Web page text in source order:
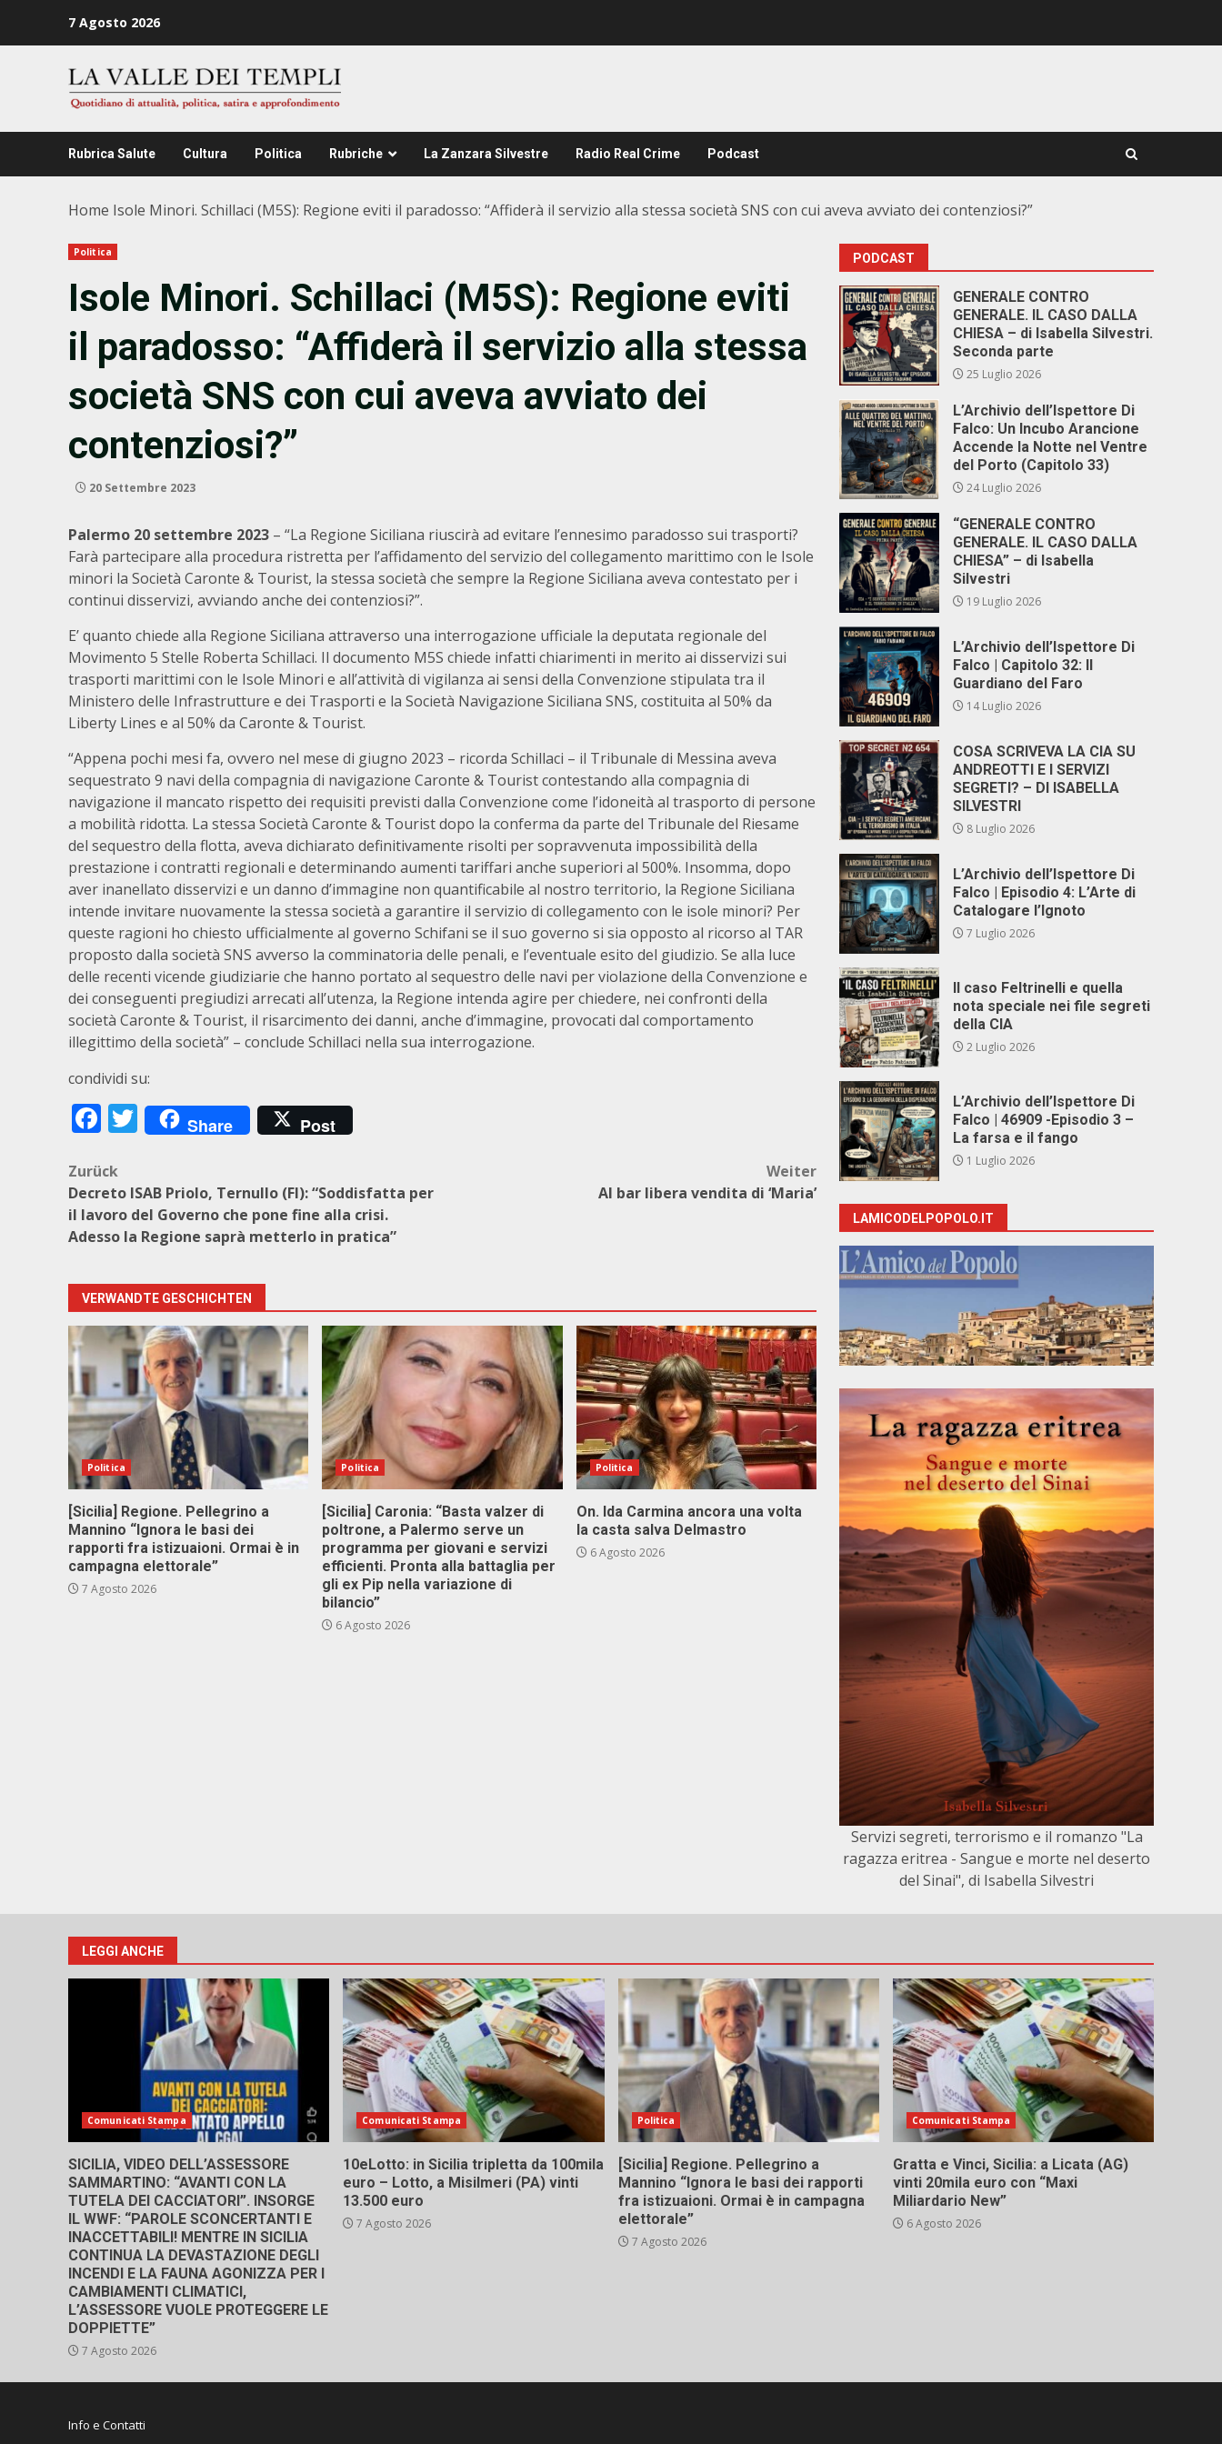
7 Agosto 2026
Rubrica Salute Cultura Politica Rubriche La Zanzara Silvestre Radio Real Crime Podcast
Home Isole Minori. Schillaci (M5S): Regione eviti il paradosso: “Affiderà il servizio alla stessa società SNS con cui aveva avviato dei contenziosi?”
Politica
Isole Minori. Schillaci (M5S): Regione eviti
il paradosso: “Affiderà il servizio alla stessa
società SNS con cui aveva avviato dei
contenziosi?”
20 Settembre 2023
Palermo 20 settembre 2023 – “La Regione Siciliana riuscirà ad evitare l’ennesimo paradosso sui trasporti?
Farà partecipare alla procedura ristretta per l’affidamento del servizio del collegamento marittimo con le Isole
minori la Società Caronte & Tourist, la stessa società che sempre la Regione Siciliana aveva contestato per i
continui disservizi, avviando anche dei contenziosi?”.
E’ quanto chiede alla Regione Siciliana attraverso una interrogazione ufficiale la deputata regionale del
Movimento 5 Stelle Roberta Schillaci. Il documento M5S chiede infatti chiarimenti in merito ai disservizi sui
trasporti marittimi con le Isole Minori e all’attività di vigilanza ai sensi della Convenzione stipulata tra il
Ministero delle Infrastrutture e dei Trasporti e la Società Navigazione Siciliana SNS, costituita al 50% da
Liberty Lines e al 50% da Caronte & Tourist.
“Appena pochi mesi fa, ovvero nel mese di giugno 2023 – ricorda Schillaci – il Tribunale di Messina aveva
sequestrato 9 navi della compagnia di navigazione Caronte & Tourist contestando alla compagnia di
navigazione il mancato rispetto dei requisiti previsti dalla Convenzione come l’idoneità al trasporto di persone
a mobilità ridotta. La stessa Società Caronte & Tourist dopo la conferma da parte del Tribunale del Riesame
del sequestro della flotta, aveva dichiarato definitivamente risolti per sopravvenuta impossibilità della
prestazione i contratti regionali e determinando aumenti tariffari anche superiori al 500%. Insomma, dopo
aver inanellato disservizi e un danno d’immagine non quantificabile al nostro territorio, la Regione Siciliana
intende invitare nuovamente la stessa società a garantire il servizio di collegamento con le isole minori? Per
queste ragioni ho chiesto ufficialmente al governo Schifani se il suo governo si sia opposto al ricorso al TAR
proposto dalla società SNS avverso la comminatoria delle penali, e l’eventuale esito del giudizio. Se alla luce
delle recenti vicende giudiziarie che hanno portato al sequestro delle navi per violazione della Convenzione e
dei conseguenti pregiudizi arrecati all’utenza, la Regione intenda agire per chiedere, nei confronti della
società Caronte & Tourist, il risarcimento dei danni, anche d’immagine, provocati dal comportamento
illegittimo della società” – conclude Schillaci nella sua interrogazione.
condividi su:
Facebook
Twitter
Share Post
Beitragsnavigation
Zurück
Decreto ISAB Priolo, Ternullo (FI): “Soddisfatta per
il lavoro del Governo che pone fine alla crisi.
Adesso la Regione saprà metterlo in pratica”
Weiter
Al bar libera vendita di ‘Maria’
VERWANDTE GESCHICHTEN
Politica
[Sicilia] Regione. Pellegrino a
Mannino “Ignora le basi dei
rapporti fra istizuaioni. Ormai è in
campagna elettorale”
7 Agosto 2026
Politica
[Sicilia] Caronia: “Basta valzer di
poltrone, a Palermo serve un
programma per giovani e servizi
efficienti. Pronta alla battaglia per
gli ex Pip nella variazione di
bilancio”
6 Agosto 2026
Politica
On. Ida Carmina ancora una volta
la casta salva Delmastro
6 Agosto 2026
PODCAST
GENERALE CONTRO
GENERALE. IL CASO DALLA
CHIESA – di Isabella Silvestri.
Seconda parte
25 Luglio 2026
L’Archivio dell’Ispettore Di
Falco: Un Incubo Arancione
Accende la Notte nel Ventre
del Porto (Capitolo 33)
24 Luglio 2026
“GENERALE CONTRO
GENERALE. IL CASO DALLA
CHIESA” – di Isabella
Silvestri
19 Luglio 2026
L’Archivio dell’Ispettore Di
Falco | Capitolo 32: Il
Guardiano del Faro
14 Luglio 2026
COSA SCRIVEVA LA CIA SU
ANDREOTTI E I SERVIZI
SEGRETI? – DI ISABELLA
SILVESTRI
8 Luglio 2026
L’Archivio dell’Ispettore Di
Falco | Episodio 4: L’Arte di
Catalogare l’Ignoto
7 Luglio 2026
Il caso Feltrinelli e quella
nota speciale nei file segreti
della CIA
2 Luglio 2026
L’Archivio dell’Ispettore Di
Falco | 46909 -Episodio 3 –
La farsa e il fango
1 Luglio 2026
LAMICODELPOPOLO.IT
Servizi segreti, terrorismo e il romanzo "La
ragazza eritrea - Sangue e morte nel deserto
del Sinai", di Isabella Silvestri
LEGGI ANCHE
Comunicati Stampa
SICILIA, VIDEO DELL’ASSESSORE
SAMMARTINO: “AVANTI CON LA
TUTELA DEI CACCIATORI”. INSORGE
IL WWF: “PAROLE SCONCERTANTI E
INACCETTABILI! MENTRE IN SICILIA
CONTINUA LA DEVASTAZIONE DEGLI
INCENDI E LA FAUNA AGONIZZA PER I
CAMBIAMENTI CLIMATICI,
L’ASSESSORE VUOLE PROTEGGERE LE
DOPPIETTE”
7 Agosto 2026
Comunicati Stampa
10eLotto: in Sicilia tripletta da 100mila
euro – Lotto, a Misilmeri (PA) vinti
13.500 euro
7 Agosto 2026
Politica
[Sicilia] Regione. Pellegrino a
Mannino “Ignora le basi dei rapporti
fra istizuaioni. Ormai è in campagna
elettorale”
7 Agosto 2026
Comunicati Stampa
Gratta e Vinci, Sicilia: a Licata (AG)
vinti 20mila euro con “Maxi
Miliardario New”
6 Agosto 2026
Info e Contatti